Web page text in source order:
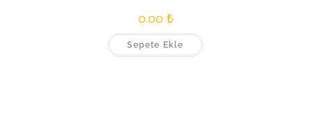
0.00 ₺
Sepete Ekle